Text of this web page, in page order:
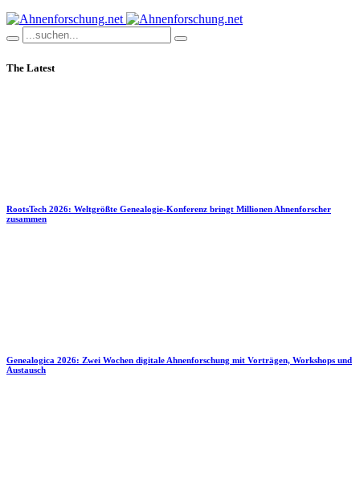
The Latest
RootsTech 2026: Weltgrößte Genealogie-Konferenz bringt Millionen Ahnenforscher
zusammen
Genealogica 2026: Zwei Wochen digitale Ahnenforschung mit Vorträgen, Workshops und
Austausch